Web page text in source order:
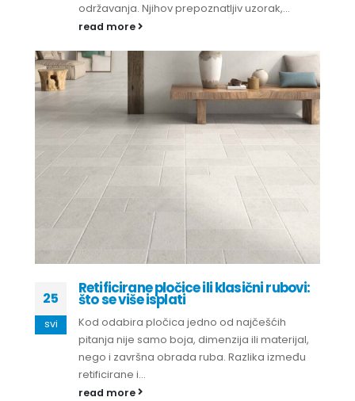
održavanja. Njihov prepoznatljiv uzorak,...
read more
25
svi
Retificirane pločice ili klasični rubovi:
što se više isplati
Kod odabira pločica jedno od najčešćih
pitanja nije samo boja, dimenzija ili materijal,
nego i završna obrada ruba. Razlika između
retificirane i...
read more